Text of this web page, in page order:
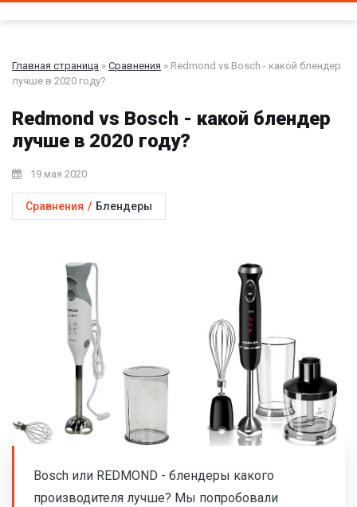
Главная страница » Сравнения » Redmond vs Bosch - какой блендер
лучше в 2020 году?
Redmond vs Bosch - какой блендер
лучше в 2020 году?
19 мая 2020
Сравнения / Блендеры
Bosch или REDMOND - блендеры какого
производителя лучше? Мы попробовали